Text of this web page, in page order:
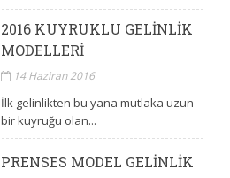
2016 KUYRUKLU GELINLIK
MODELLERI
14 Haziran 2016
İlk gelinlikten bu yana mutlaka uzun
bir kuyruğu olan...
PRENSES MODEL GELINLIK